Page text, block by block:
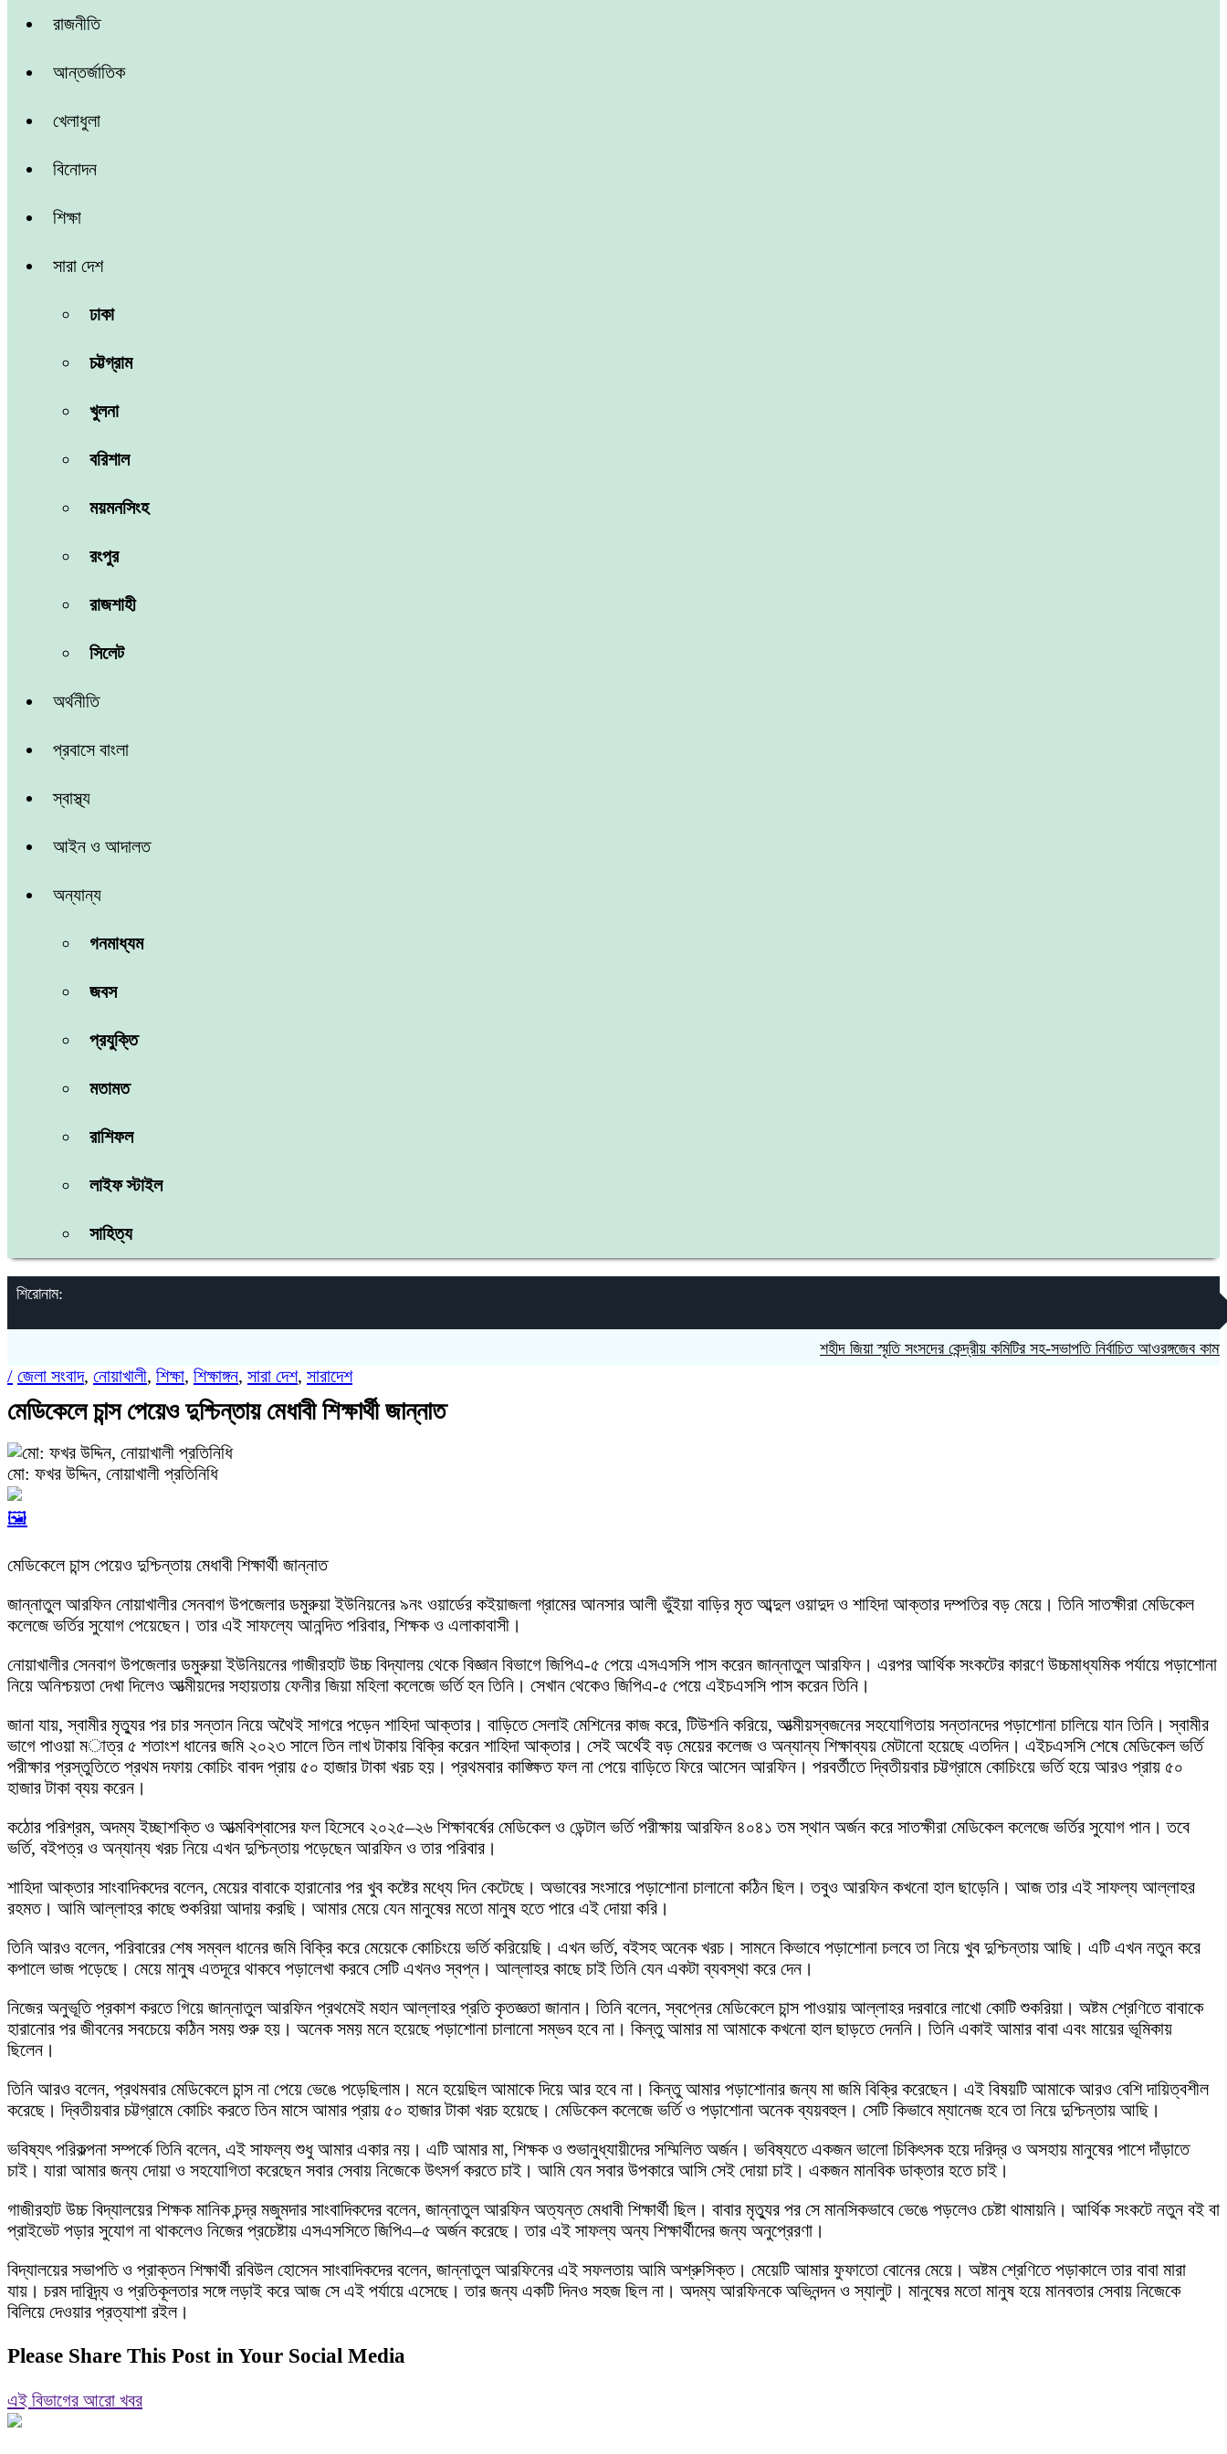
রাজনীতি
আন্তর্জাতিক
খেলাধুলা
বিনোদন
শিক্ষা
সারা দেশ
ঢাকা
চট্টগ্রাম
খুলনা
বরিশাল
ময়মনসিংহ
রংপুর
রাজশাহী
সিলেট
অর্থনীতি
প্রবাসে বাংলা
স্বাস্থ্য
আইন ও আদালত
অন্যান্য
গনমাধ্যম
জবস
প্রযুক্তি
মতামত
রাশিফল
লাইফ স্টাইল
সাহিত্য
শিরোনাম:
শহীদ জিয়া স্মৃতি সংসদের কেন্দ্রীয় কমিটির সহ-সভাপতি নির্বাচিত আওরঙ্গজেব কামাল
/ জেলা সংবাদ, নোয়াখালী, শিক্ষা, শিক্ষাঙ্গন, সারা দেশ, সারাদেশ
মেডিকেলে চান্স পেয়েও দুশ্চিন্তায় মেধাবী শিক্ষার্থী জান্নাত
মো: ফখর উদ্দিন, নোয়াখালী প্রতিনিধি
🖼️
মেডিকেলে চান্স পেয়েও দুশ্চিন্তায় মেধাবী শিক্ষার্থী জান্নাত
জান্নাতুল আরফিন নোয়াখালীর সেনবাগ উপজেলার ডমুরুয়া ইউনিয়নের ৯নং ওয়ার্ডের কইয়াজলা গ্রামের আনসার আলী ভুঁইয়া বাড়ির মৃত আব্দুল ওয়াদুদ ও শাহিদা আক্তার দম্পতির বড় মেয়ে। তিনি সাতক্ষীরা মেডিকেল
কলেজে ভর্তির সুযোগ পেয়েছেন। তার এই সাফল্যে আনন্দিত পরিবার, শিক্ষক ও এলাকাবাসী।
নোয়াখালীর সেনবাগ উপজেলার ডমুরুয়া ইউনিয়নের গাজীরহাট উচ্চ বিদ্যালয় থেকে বিজ্ঞান বিভাগে জিপিএ-৫ পেয়ে এসএসসি পাস করেন জান্নাতুল আরফিন। এরপর আর্থিক সংকটের কারণে উচ্চমাধ্যমিক পর্যায়ে পড়াশোনা
নিয়ে অনিশ্চয়তা দেখা দিলেও আত্মীয়দের সহায়তায় ফেনীর জিয়া মহিলা কলেজে ভর্তি হন তিনি। সেখান থেকেও জিপিএ-৫ পেয়ে এইচএসসি পাস করেন তিনি।
জানা যায়, স্বামীর মৃত্যুর পর চার সন্তান নিয়ে অথৈই সাগরে পড়েন শাহিদা আক্তার। বাড়িতে সেলাই মেশিনের কাজ করে, টিউশনি করিয়ে, আত্মীয়স্বজনের সহযোগিতায় সন্তানদের পড়াশোনা চালিয়ে যান তিনি। স্বামীর
ভাগে পাওয়া মাত্র ৫ শতাংশ ধানের জমি ২০২৩ সালে তিন লাখ টাকায় বিক্রি করেন শাহিদা আক্তার। সেই অর্থেই বড় মেয়ের কলেজ ও অন্যান্য শিক্ষাব্যয় মেটানো হয়েছে এতদিন। এইচএসসি শেষে মেডিকেল ভর্তি
পরীক্ষার প্রস্তুতিতে প্রথম দফায় কোচিং বাবদ প্রায় ৫০ হাজার টাকা খরচ হয়। প্রথমবার কাঙ্ক্ষিত ফল না পেয়ে বাড়িতে ফিরে আসেন আরফিন। পরবর্তীতে দ্বিতীয়বার চট্টগ্রামে কোচিংয়ে ভর্তি হয়ে আরও প্রায় ৫০
হাজার টাকা ব্যয় করেন।
কঠোর পরিশ্রম, অদম্য ইচ্ছাশক্তি ও আত্মবিশ্বাসের ফল হিসেবে ২০২৫–২৬ শিক্ষাবর্ষের মেডিকেল ও ডেন্টাল ভর্তি পরীক্ষায় আরফিন ৪০৪১ তম স্থান অর্জন করে সাতক্ষীরা মেডিকেল কলেজে ভর্তির সুযোগ পান। তবে
ভর্তি, বইপত্র ও অন্যান্য খরচ নিয়ে এখন দুশ্চিন্তায় পড়েছেন আরফিন ও তার পরিবার।
শাহিদা আক্তার সাংবাদিকদের বলেন, মেয়ের বাবাকে হারানোর পর খুব কষ্টের মধ্যে দিন কেটেছে। অভাবের সংসারে পড়াশোনা চালানো কঠিন ছিল। তবুও আরফিন কখনো হাল ছাড়েনি। আজ তার এই সাফল্য আল্লাহর
রহমত। আমি আল্লাহর কাছে শুকরিয়া আদায় করছি। আমার মেয়ে যেন মানুষের মতো মানুষ হতে পারে এই দোয়া করি।
তিনি আরও বলেন, পরিবারের শেষ সম্বল ধানের জমি বিক্রি করে মেয়েকে কোচিংয়ে ভর্তি করিয়েছি। এখন ভর্তি, বইসহ অনেক খরচ। সামনে কিভাবে পড়াশোনা চলবে তা নিয়ে খুব দুশ্চিন্তায় আছি। এটি এখন নতুন করে
কপালে ভাজ পড়েছে। মেয়ে মানুষ এতদূরে থাকবে পড়ালেখা করবে সেটি এখনও স্বপ্ন। আল্লাহর কাছে চাই তিনি যেন একটা ব্যবস্থা করে দেন।
নিজের অনুভূতি প্রকাশ করতে গিয়ে জান্নাতুল আরফিন প্রথমেই মহান আল্লাহর প্রতি কৃতজ্ঞতা জানান। তিনি বলেন, স্বপ্নের মেডিকেলে চান্স পাওয়ায় আল্লাহর দরবারে লাখো কোটি শুকরিয়া। অষ্টম শ্রেণিতে বাবাকে
হারানোর পর জীবনের সবচেয়ে কঠিন সময় শুরু হয়। অনেক সময় মনে হয়েছে পড়াশোনা চালানো সম্ভব হবে না। কিন্তু আমার মা আমাকে কখনো হাল ছাড়তে দেননি। তিনি একাই আমার বাবা এবং মায়ের ভূমিকায়
ছিলেন।
তিনি আরও বলেন, প্রথমবার মেডিকেলে চান্স না পেয়ে ভেঙে পড়েছিলাম। মনে হয়েছিল আমাকে দিয়ে আর হবে না। কিন্তু আমার পড়াশোনার জন্য মা জমি বিক্রি করেছেন। এই বিষয়টি আমাকে আরও বেশি দায়িত্বশীল
করেছে। দ্বিতীয়বার চট্টগ্রামে কোচিং করতে তিন মাসে আমার প্রায় ৫০ হাজার টাকা খরচ হয়েছে। মেডিকেল কলেজে ভর্তি ও পড়াশোনা অনেক ব্যয়বহুল। সেটি কিভাবে ম্যানেজ হবে তা নিয়ে দুশ্চিন্তায় আছি।
ভবিষ্যৎ পরিকল্পনা সম্পর্কে তিনি বলেন, এই সাফল্য শুধু আমার একার নয়। এটি আমার মা, শিক্ষক ও শুভানুধ্যায়ীদের সম্মিলিত অর্জন। ভবিষ্যতে একজন ভালো চিকিৎসক হয়ে দরিদ্র ও অসহায় মানুষের পাশে দাঁড়াতে
চাই। যারা আমার জন্য দোয়া ও সহযোগিতা করেছেন সবার সেবায় নিজেকে উৎসর্গ করতে চাই। আমি যেন সবার উপকারে আসি সেই দোয়া চাই। একজন মানবিক ডাক্তার হতে চাই।
গাজীরহাট উচ্চ বিদ্যালয়ের শিক্ষক মানিক চন্দ্র মজুমদার সাংবাদিকদের বলেন, জান্নাতুল আরফিন অত্যন্ত মেধাবী শিক্ষার্থী ছিল। বাবার মৃত্যুর পর সে মানসিকভাবে ভেঙে পড়লেও চেষ্টা থামায়নি। আর্থিক সংকটে নতুন বই বা
প্রাইভেট পড়ার সুযোগ না থাকলেও নিজের প্রচেষ্টায় এসএসসিতে জিপিএ–৫ অর্জন করেছে। তার এই সাফল্য অন্য শিক্ষার্থীদের জন্য অনুপ্রেরণা।
বিদ্যালয়ের সভাপতি ও প্রাক্তন শিক্ষার্থী রবিউল হোসেন সাংবাদিকদের বলেন, জান্নাতুল আরফিনের এই সফলতায় আমি অশ্রুসিক্ত। মেয়েটি আমার ফুফাতো বোনের মেয়ে। অষ্টম শ্রেণিতে পড়াকালে তার বাবা মারা
যায়। চরম দারিদ্র্য ও প্রতিকূলতার সঙ্গে লড়াই করে আজ সে এই পর্যায়ে এসেছে। তার জন্য একটি দিনও সহজ ছিল না। অদম্য আরফিনকে অভিনন্দন ও স্যালুট। মানুষের মতো মানুষ হয়ে মানবতার সেবায় নিজেকে
বিলিয়ে দেওয়ার প্রত্যাশা রইল।
Please Share This Post in Your Social Media
এই বিভাগের আরো খবর